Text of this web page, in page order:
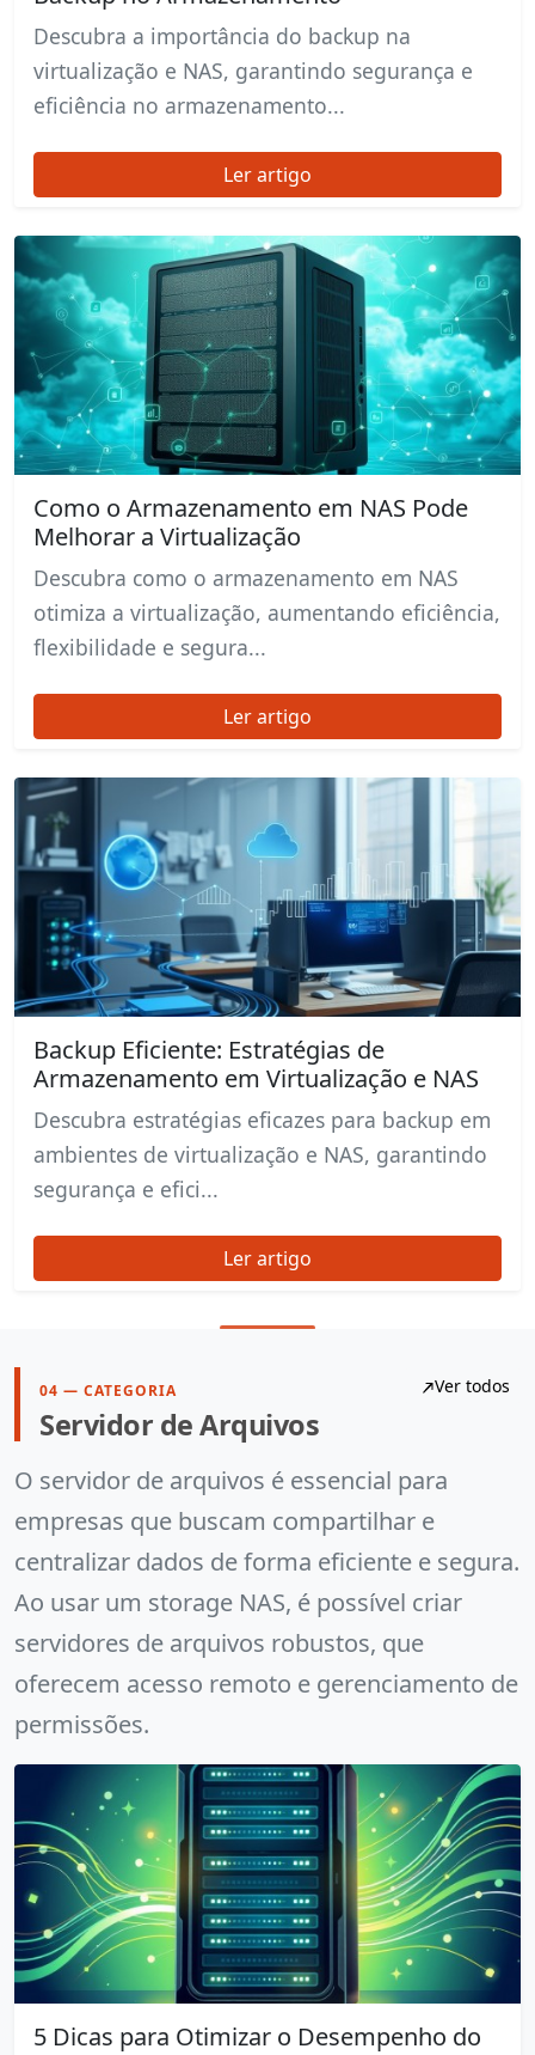
Descubra a importância do backup na
virtualização e NAS, garantindo segurança e
eficiência no armazenamento...
Ler artigo
Como o Armazenamento em NAS Pode
Melhorar a Virtualização
Descubra como o armazenamento em NAS
otimiza a virtualização, aumentando eficiência,
flexibilidade e segura...
Ler artigo
Backup Eficiente: Estratégias de
Armazenamento em Virtualização e NAS
Descubra estratégias eficazes para backup em
ambientes de virtualização e NAS, garantindo
segurança e efici...
Ler artigo
04 — CATEGORIA
Servidor de Arquivos
Ver todos
O servidor de arquivos é essencial para
empresas que buscam compartilhar e
centralizar dados de forma eficiente e segura.
Ao usar um storage NAS, é possível criar
servidores de arquivos robustos, que
oferecem acesso remoto e gerenciamento de
permissões.
5 Dicas para Otimizar o Desempenho do